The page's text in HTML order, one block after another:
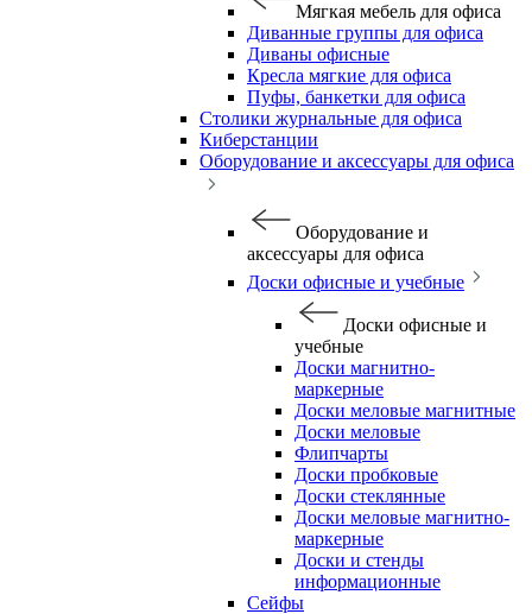
Мягкая мебель для офиса
Диванные группы для офиса
Диваны офисные
Кресла мягкие для офиса
Пуфы, банкетки для офиса
Столики журнальные для офиса
Киберстанции
Оборудование и аксессуары для офиса
Оборудование и
аксессуары для офиса
Доски офисные и учебные
Доски офисные и
учебные
Доски магнитно-
маркерные
Доски меловые магнитные
Доски меловые
Флипчарты
Доски пробковые
Доски стеклянные
Доски меловые магнитно-
маркерные
Доски и стенды
информационные
Сейфы